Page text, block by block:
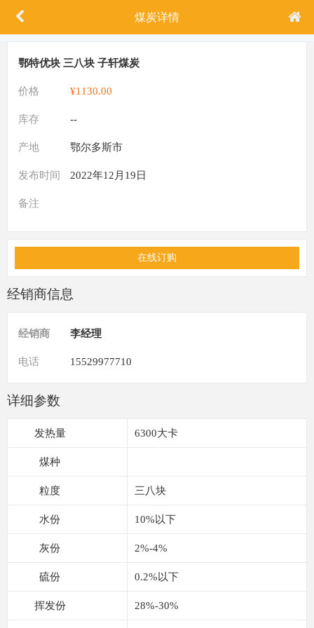
煤炭详情
鄂特优块 三八块 子轩煤炭
价格 ¥1130.00
库存 --
产地 鄂尔多斯市
发布时间 2022年12月19日
备注
在线订购
经销商信息
经销商 李经理
电话 15529977710
详细参数
发热量 6300大卡
煤种
粒度 三八块
水份 10%以下
灰份 2%-4%
硫份 0.2%以下
挥发份 28%-30%